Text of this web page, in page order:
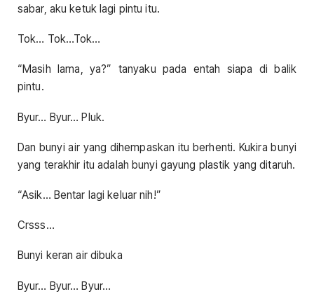
sabar, aku ketuk lagi pintu itu.
Tok… Tok…Tok…
“Masih lama, ya?” tanyaku pada entah siapa di balik
pintu.
Byur… Byur… Pluk.
Dan bunyi air yang dihempaskan itu berhenti. Kukira bunyi
yang terakhir itu adalah bunyi gayung plastik yang ditaruh.
“Asik… Bentar lagi keluar nih!”
Crsss…
Bunyi keran air dibuka
Byur… Byur… Byur…